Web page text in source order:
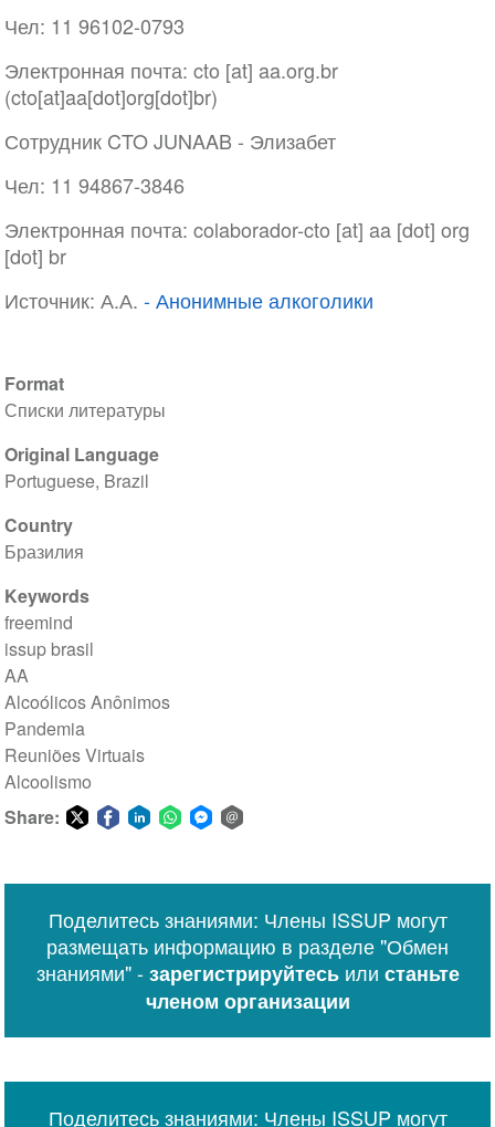
Format
Списки литературы
Original Language
Portuguese, Brazil
Country
Бразилия
Keywords
freemind
issup brasil
AA
Alcoólicos Anônimos
Pandemia
Reuniões Virtuais
Alcoolismo
Share:
Messenger
Чел: 11 96102-0793
Электронная почта: cto [at] aa.org.br
(cto[at]aa[dot]org[dot]br)
Сотрудник CTO JUNAAB - Элизабет
Чел: 11 94867-3846
Электронная почта: colaborador-cto [at] aa[dot] org
[dot] br
Источник: А.А. - Анонимные алкоголики
Поделитесь знаниями: Члены ISSUP могут
размещать информацию в разделе "Обмен
знаниями" -зарегистрируйтесьили станьте
членом организации
Поделитесь знаниями: Члены ISSUP могут